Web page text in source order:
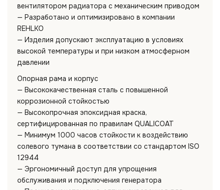
вентилятором радиатора с механическим приводом
— Разработано и оптимизировано в компании
REHLKO
— Изделия допускают эксплуатацию в условиях
высокой температуры и при низком атмосферном
давлении
Опорная рама и корпус
— Высококачественная сталь с повышенной
коррозионной стойкостью
— Высокопрочная эпоксидная краска,
сертифицированная по правилам QUALICOAT
— Минимум 1000 часов стойкости к воздействию
солевого тумана в соответствии со стандартом ISO
12944
— Эргономичный доступ для упрощения
обслуживания и подключения генератора